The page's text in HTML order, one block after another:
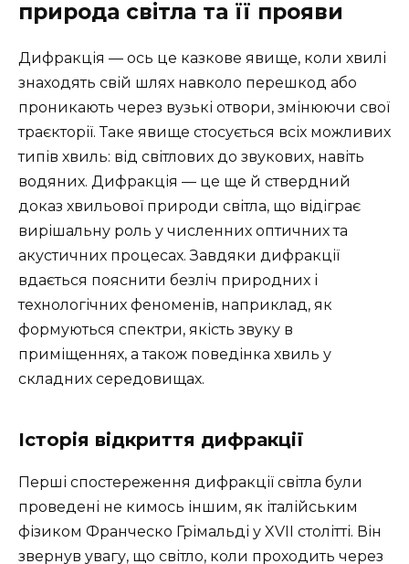
природа світла та її прояви
Дифракція — ось це казкове явище, коли хвилі
знаходять свій шлях навколо перешкод або
проникають через вузькі отвори, змінюючи свої
траєкторії. Таке явище стосується всіх можливих
типів хвиль: від світлових до звукових, навіть
водяних. Дифракція — це ще й ствердний
доказ хвильової природи світла, що відіграє
вирішальну роль у численних оптичних та
акустичних процесах. Завдяки дифракції
вдається пояснити безліч природних і
технологічних феноменів, наприклад, як
формуються спектри, якість звуку в
приміщеннях, а також поведінка хвиль у
складних середовищах.
Історія відкриття дифракції
Перші спостереження дифракції світла були
проведені не кимось іншим, як італійським
фізиком Франческо Грімальді у XVII столітті. Він
звернув увагу, що світло, коли проходить через